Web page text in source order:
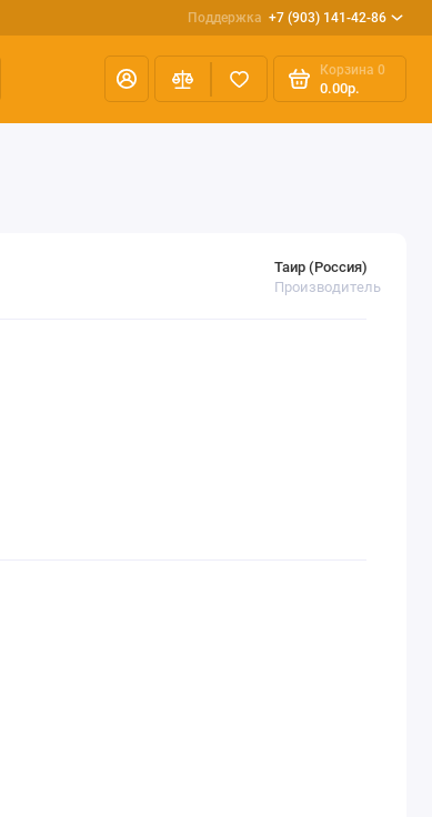
Поддержка +7 (903) 141-42-86
Корзина 0
0.00р.
Таир (Россия)
Производитель